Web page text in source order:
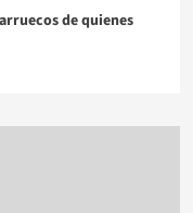
de quienes